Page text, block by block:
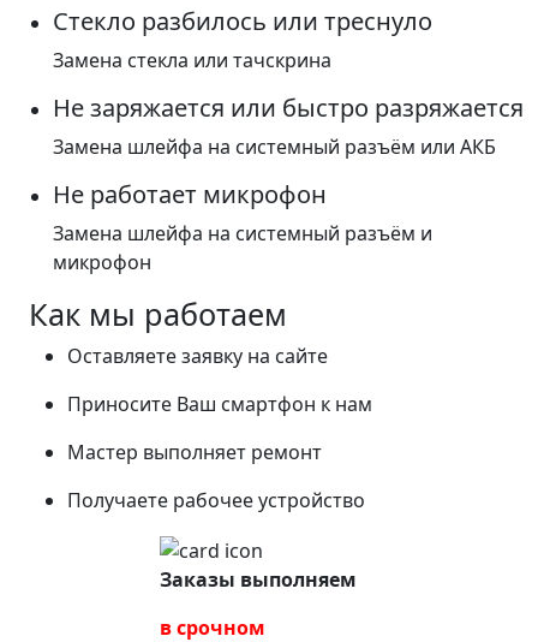
Стекло разбилось или треснуло
Замена стекла или тачскрина
Не заряжается или быстро разряжается
Замена шлейфа на системный разъём или АКБ
Не работает микрофон
Замена шлейфа на системный разъём и
микрофон
Как мы работаем
Оставляете заявку на сайте
Приносите Ваш смартфон к нам
Мастер выполняет ремонт
Получаете рабочее устройство
Заказы выполняем
в срочном